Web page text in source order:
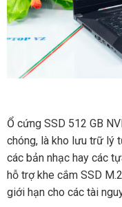
Ổ cứng SSD 512 GB
chóng, là kho lưu trữ lý
các bản nhạc hay các
hỗ trợ khe cắm SSD
giới hạn cho các tài